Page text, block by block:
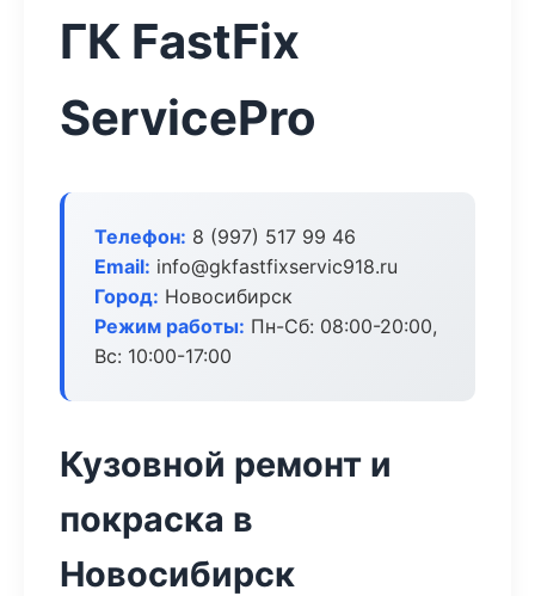
ГК FastFix
ServicePro
Телефон: 8 (997) 517 99 46
Email: info@gkfastfixservic918.ru
Город: Новосибирск
Режим работы: Пн-Сб: 08:00-20:00,
Вс: 10:00-17:00
Кузовной ремонт и
покраска в
Новосибирск